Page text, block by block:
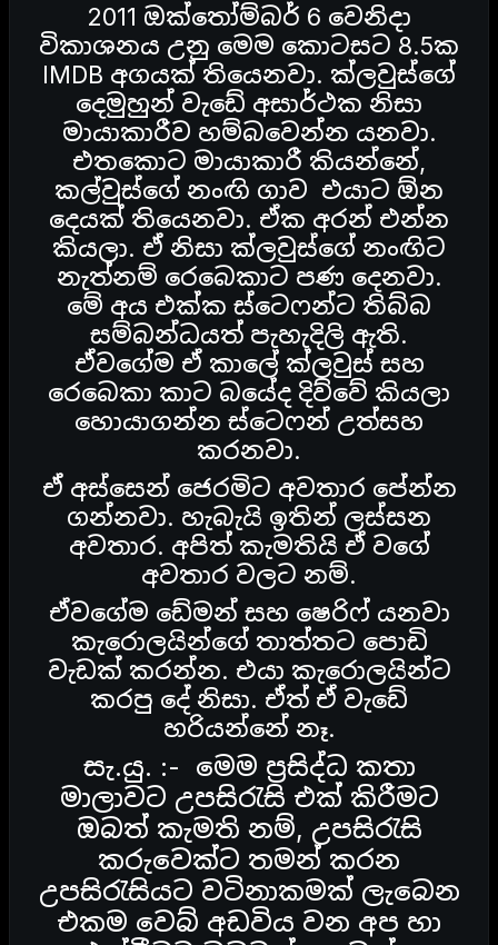
2011 ඔක්තෝම්බර් 6 වෙනිදා
විකාශනය උනු මෙම කොටසට 8.5ක
IMDB අගයක් තියෙනවා. ක්ලවුස්ගේ
දෙමුහුන් වැඩේ අසාර්ථක නිසා
මායාකාරීව හම්බවෙන්න යනවා.
එතකොට මායාකාරී කියන්නේ,
කල්වුස්ගේ නංඟි ගාව එයාට ඕන
දෙයක් තියෙනවා. ඒක අරන් එන්න
කියලා. ඒ නිසා ක්ලවුස්ගේ නංඟිට
නැත්නම් රෙබෙකාට පණ දෙනවා.
මේ අය එක්ක ස්ටෙෆන්ට තිබ්බ
සම්බන්ධයත් පැහැදිලි ඇති.
ඒවගේම ඒ කාලේ ක්ලවුස් සහ
රෙබෙකා කාට බයේද දිව්වේ කියලා
හොයාගන්න ස්ටෙෆන් උත්සහ
කරනවා.
ඒ අස්සෙන් ජෙරමිට අවතාර පේන්න
ගන්නවා. හැබැයි ඉතින් ලස්සන
අවතාර. අපිත් කැමතියි ඒ වගේ
අවතාර වලට නම්.
ඒවගේම ඩේමන් සහ ෂෙරිෆ් යනවා
කැරොලයින්ගේ තාත්තට පොඩි
වැඩක් කරන්න. එයා කැරොලයින්ට
කරපු දේ නිසා. ඒත් ඒ වැඩේ
හරියන්නේ නෑ.
සැ.යු. :- මෙම ප්‍රසිද්ධ කතා
මාලාවට උපසිරැසි එක් කිරීමට
ඔබත් කැමති නම්, උපසිරැසි
කරුවෙක්ට තමන් කරන
උපසිරැසියට වටිනාකමක් ලැබෙන
එකම වෙබ් අඩවිය වන අප හා